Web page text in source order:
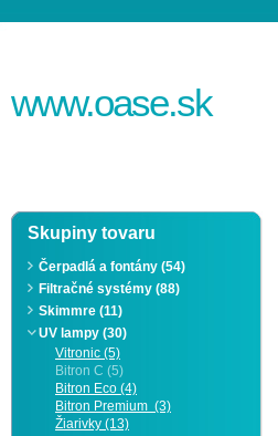
www.oase.sk
Skupiny tovaru
Čerpadlá a fontány (54)
Filtračné systémy (88)
Skimmre (11)
UV lampy (30)
Vitronic (5)
Bitron C (5)
Bitron Eco (4)
Bitron Premium (3)
Žiarivky (13)